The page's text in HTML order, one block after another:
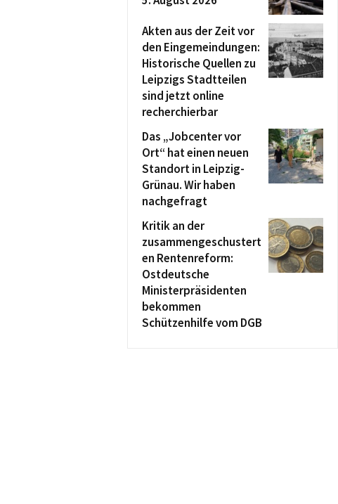
Akten aus der Zeit vor
den Eingemeindungen:
Historische Quellen zu
Leipzigs Stadtteilen
sind jetzt online
recherchierbar
Das „Jobcenter vor
Ort“ hat einen neuen
Standort in Leipzig-
Grünau. Wir haben
nachgefragt
Kritik an der
zusammengeschustert
en Rentenreform:
Ostdeutsche
Ministerpräsidenten
bekommen
Schützenhilfe vom DGB